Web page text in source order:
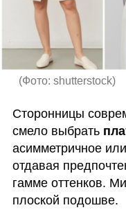
(Фото: shutterstock)
Сторонницы
смело выбрать
асимметричное
отдавая
гамме оттенков.
плоской подошве.